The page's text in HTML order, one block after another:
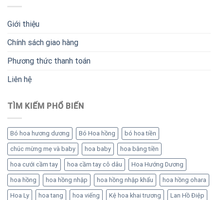
Giới thiệu
Chính sách giao hàng
Phương thức thanh toán
Liên hệ
TÌM KIẾM PHỔ BIẾN
Bó hoa hương dương Bó Hoa hồng bó hoa tiền
chúc mừng mẹ và baby hoa baby hoa bằng tiền
hoa cưới cầm tay hoa cầm tay cô dâu Hoa Hướng Dương
hoa hồng hoa hồng nhập hoa hồng nhập khẩu hoa hồng ohara
Hoa Ly hoa tang hoa viếng Kệ hoa khai trương Lan Hồ Điệp